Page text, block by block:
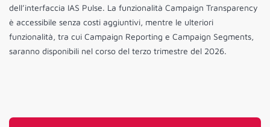
dell’interfaccia IAS Pulse. La funzionalità Campaign Transparency
è accessibile senza costi aggiuntivi, mentre le ulteriori
funzionalità, tra cui Campaign Reporting e Campaign Segments,
saranno disponibili nel corso del terzo trimestre del 2026.